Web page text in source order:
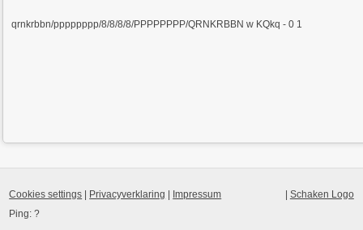
qrnkrbbn/pppppppp/8/8/8/8/PPPPPPPP/QRNKRBBN w KQkq - 0 1
Schaken Logo
Cookies settings Privacyverklaring
Impressum
Ping:?